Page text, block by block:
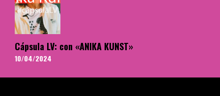
Cápsula LV: con «ANIKA KUNST»
10/04/2024